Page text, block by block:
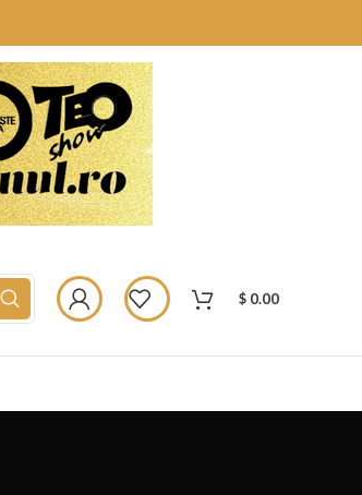
$ 0.00